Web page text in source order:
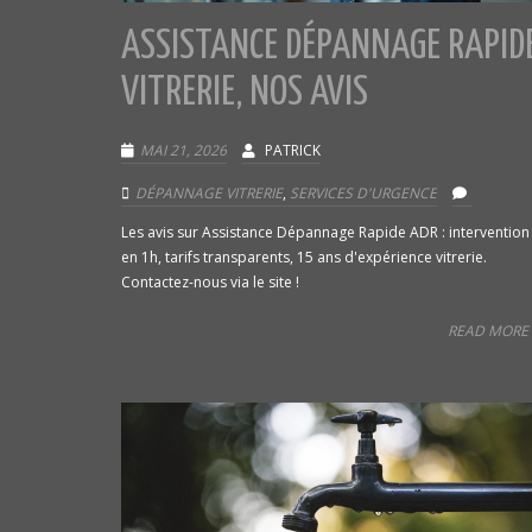
ASSISTANCE DÉPANNAGE
VITRERIE, NOS AVIS
MAI 21, 2026 PATRICK
DÉPANNAGE VITRERIE, SERVICES D'URGENCE
Les avis sur Assistance Dépannage Rapide ADR : intervention
en 1h, tarifs transparents, 15 ans d'expérience vitrerie.
Contactez-nous via le site !
READ